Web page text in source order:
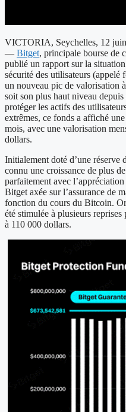
VICTORIA, Seychelles, 12
— Bitget, principale bourse de
publié un rapport sur la
sécurité des utilisateurs
un nouveau pic de valorisation
soit son plus haut niveau
protéger les actifs des
extrêmes, ce fonds a affiché
mois, avec une valorisation
dollars.
Initialement doté d’une
connu une croissance de plus
parfaitement avec
Bitget axée sur l’assurance de
fonction du cours du Bitcoin.
été stimulée à plusieurs
à 110 000 dollars.